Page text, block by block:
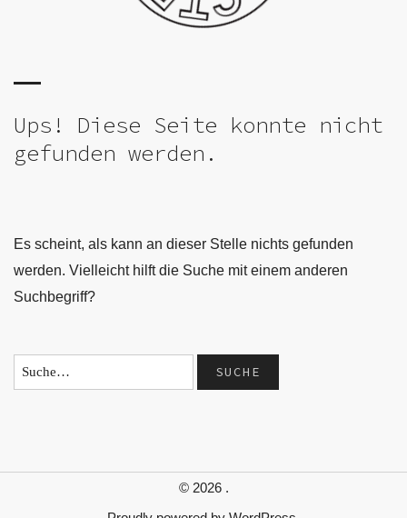
Ups! Diese Seite konnte nicht
gefunden werden.
Es scheint, als kann an dieser Stelle nichts gefunden
werden. Vielleicht hilft die Suche mit einem anderen
Suchbegriff?
© 2026 .